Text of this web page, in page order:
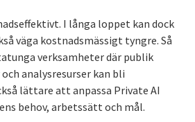
I långa loppet kan dock
väga kostnadsmässigt tyngre. Så
verksamheter där publik
analysresurser kan bli
lättare att anpassa Private AI
behov, arbetssätt och mål.